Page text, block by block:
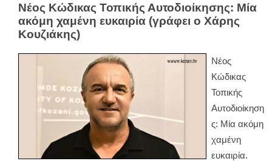
Νέος Κώδικας Τοπικής Αυτοδιοίκησης: Μία
ακόμη χαμένη ευκαιρία (γράφει ο Χάρης
Κουζιάκης)
Νέος
Κώδικας
Τοπικής
Αυτοδιοίκηση
ς: Μία ακόμη
χαμένη
ευκαιρία.